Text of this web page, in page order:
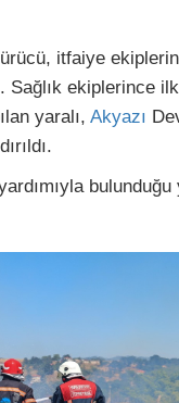
itfaiye
Sağlık ekiplerince
yaralı, Akyazı
bulunduğu